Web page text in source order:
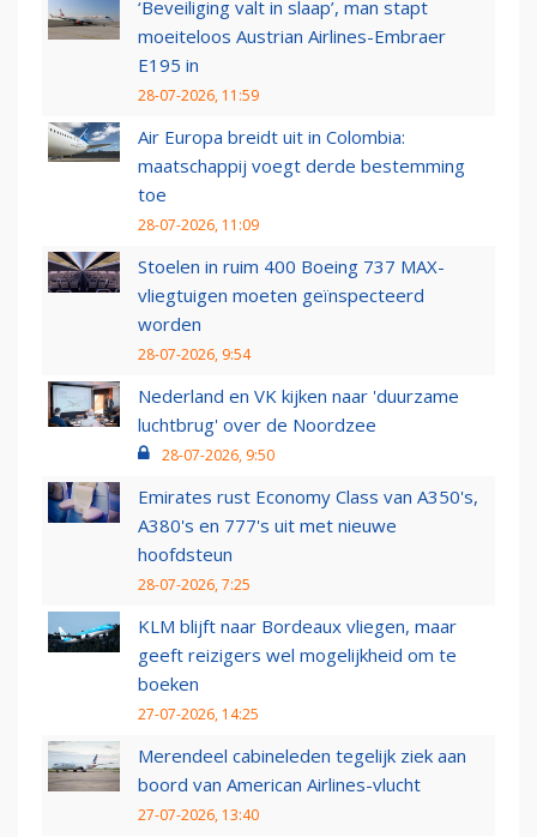
‘Beveiliging valt in slaap’, man stapt
moeiteloos Austrian Airlines-Embraer
E195 in
28-07-2026, 11:59
Air Europa breidt uit in Colombia:
maatschappij voegt derde bestemming
toe
28-07-2026, 11:09
Stoelen in ruim 400 Boeing 737 MAX-
vliegtuigen moeten geïnspecteerd
worden
28-07-2026, 9:54
Nederland en VK kijken naar 'duurzame
luchtbrug' over de Noordzee
28-07-2026, 9:50
Emirates rust Economy Class van A350's,
A380's en 777's uit met nieuwe
hoofdsteun
28-07-2026, 7:25
KLM blijft naar Bordeaux vliegen, maar
geeft reizigers wel mogelijkheid om te
boeken
27-07-2026, 14:25
Merendeel cabineleden tegelijk ziek aan
boord van American Airlines-vlucht
27-07-2026, 13:40